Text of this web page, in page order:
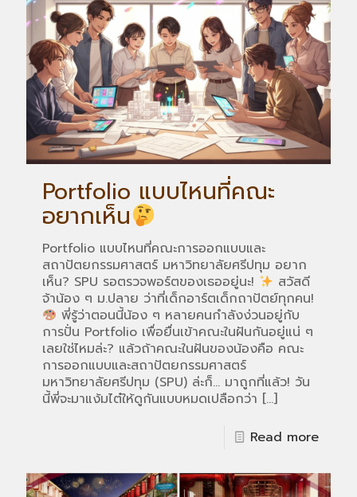
Portfolio แบบไหนที่คณะ
อยากเห็น
Portfolio แบบไหนที่คณะการออกแบบและ
สถาปัตยกรรมศาสตร์ มหาวิทยาลัยศรีปทุม อยาก
เห็น? SPU รอตรวจพอร์ตของเธออยู่นะ!
สวัสดี
จ้าน้อง ๆ ม.ปลาย ว่าที่เด็กอาร์ตเด็กถาปัตย์ทุกคน!
พี่รู้ว่าตอนนี้น้อง ๆ หลายคนกำลังง่วนอยู่กับ
การปั่น Portfolio เพื่อยื่นเข้าคณะในฝันกันอยู่แน่ ๆ
เลยใช่ไหมล่ะ? แล้วถ้าคณะในฝันของน้องคือ คณะ
การออกแบบและสถาปัตยกรรมศาสตร์
มหาวิทยาลัยศรีปทุม (SPU) ล่ะก็… มาถูกที่แล้ว! วัน
นี้พี่จะมาแง้มไต๋ให้ดูกันแบบหมดเปลือกว่า […]
Read more